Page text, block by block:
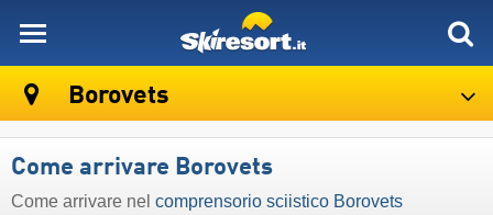
Borovets
Come arrivare Borovets
Come arrivare nel comprensorio sciistico Borovets